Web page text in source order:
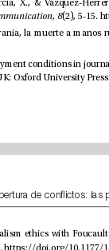
Media and Communication 8
(5), 1015-1033.